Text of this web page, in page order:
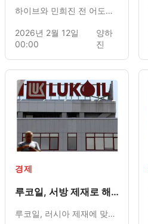
리하면서, 주식 거래 금
하이브와 민희진 전 어도어
다툼에서 법정은 민희진에
게 유리한 판결을 내렸다. 하
이브가 제기한 경영권 탈취
지를 시도했으나, 법원은 이
를 받아들이지 않고 하이브
가 민희진에게 256억 원 상
당의 주식 매수 대금을 지급
해야 한다고 명령했다.
2026년 2월 12일
00:00
양하
진
경제
루코일, 서방 제재로 해
루코일, 러시아 제재에 맞서